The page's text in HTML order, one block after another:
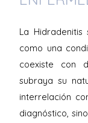
La
como una
coexiste con
subraya su
interrelación
diagnóstico,